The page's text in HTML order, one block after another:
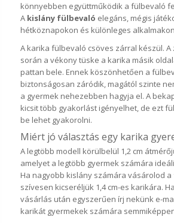
könnyebben együttműködik a fülbevaló
A kislány fülbevaló elegáns, mégis
hétköznapokon és különleges
A karika fülbevaló csöves zárral készül.
során a vékony tüske a karika másik
pattan bele. Ennek köszönhetően a
biztonságosan záródik, magától szinte
a gyermek nehezebben hagyja el. A
kicsit több gyakorlást igényelhet, de ezt
be lehet gyakorolni.
Miért jó választás egy karika
A legtöbb modell körülbelül 1,2 cm
amelyet a legtöbb gyermek számára
Ha nagyobb kislány számára vásárolod
szívesen kicseréljük 1,4 cm-es karikára.
vásárlás után egyszerűen írj nekünk e-
karikát gyermekek számára